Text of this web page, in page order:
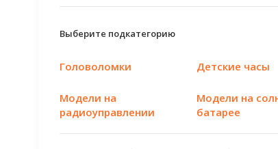
Выберите подкатегорию
Головоломки Детские часы
Модели на
радиоуправлении
Модели на
батарее